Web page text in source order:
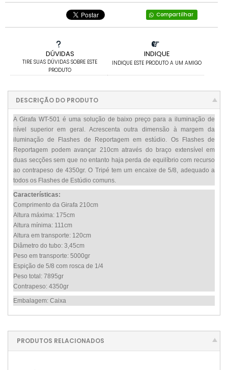
Compartilhar
DÚVIDAS
TIRE SUAS DÚVIDAS SOBRE ESTE
PRODUTO
INDIQUE
INDIQUE ESTE PRODUTO A UM AMIGO
DESCRIÇÃO DO PRODUTO
A Girafa WT-501 é uma solução de baixo preço para a iluminação de
nível superior em geral. Acrescenta outra dimensão à margem da
iluminação de Flashes de Reportagem em estúdio. Os Flashes de
Reportagem podem avançar 210cm através do braço extensível em
duas secções sem que no entanto haja perda de equilíbrio com recurso
ao contrapeso de 4350gr. O Tripé tem um encaixe de 5/8, adequado a
todos os Flashes de Estúdio comuns.
Características:
Comprimento da Girafa 210cm
Altura máxima: 175cm
Altura mínima: 111cm
Altura em transporte: 120cm
Diâmetro do tubo: 3,45cm
Peso em transporte: 5000gr
Espição de 5/8 com rosca de 1/4
Peso total: 7895gr
Contrapeso: 4350gr
Embalagem: Caixa
PRODUTOS RELACIONADOS